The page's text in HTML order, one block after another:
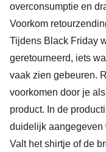
overconsumptie en
Voorkom
Tijdens Black Friday
geretourneerd, iets
vaak zien gebeuren.
voorkomen door je
product. In de
duidelijk aangegeven
Valt het shirtje of de